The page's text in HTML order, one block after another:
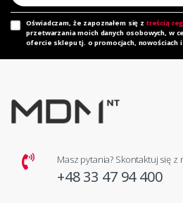
Oświadczam, że zapoznałem się z treścią
przetwarzania moich danych osobowych, w
ofercie sklepu tj. o promocjach, nowościach i
Masz pytania? Skontaktuj się z
+48 33 47 94 400